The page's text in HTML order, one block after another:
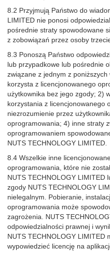
8.2 Przyjmują Państwo do
LIMITED nie ponosi
pośrednie straty spowodowane
z zobowiązań przez osoby
8.3 Ponoszą Państwo
lub przypadkowe lub pośrednie
związane z jednym z
korzysta z licencjonowanego
użytkownika bez jego zgody; 2)
korzystania z licencjonowanego
niezrozumienie przez
oprogramowania; 4) inne straty
oprogramowaniem
NUTS TECHNOLOGY LIMITED.
8.4 Wszelkie inne
oprogramowania, które nie
NUTS TECHNOLOGY LIMITED
zgody NUTS TECHNOLOGY
nielegalnym. Pobieranie,
oprogramowania może
zagrożenia. NUTS
odpowiedzialności prawnej i
NUTS TECHNOLOGY LIMITED
wypowiedzieć licencję na